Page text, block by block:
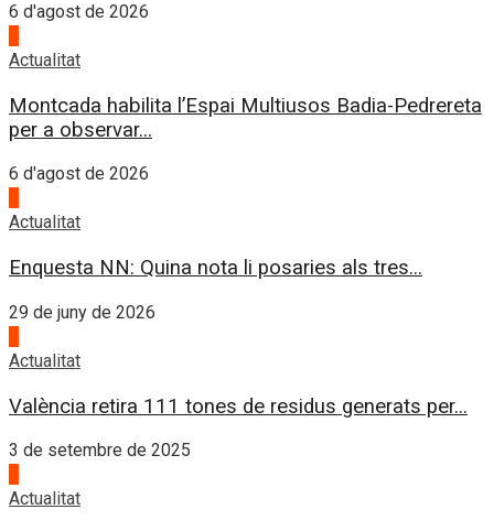
6 d'agost de 2026
Actualitat
Montcada habilita l’Espai Multiusos Badia-Pedrereta
per a observar...
6 d'agost de 2026
Actualitat
Enquesta NN: Quina nota li posaries als tres...
29 de juny de 2026
Actualitat
València retira 111 tones de residus generats per...
3 de setembre de 2025
Actualitat